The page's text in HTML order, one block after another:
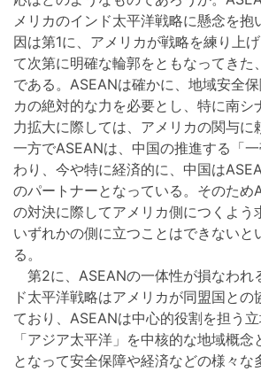
メリカのインド太平洋戦略に懸念を抱
因は第1に、アメリカが戦略を練り上
て次第に明確な輪郭をともなってきた
である。ASEANは確かに、地域安全
カの絶対的な力を必要とし、特に南シ
力拡大に際しては、アメリカの関与に
一方でASEANは、中国の推進する「
わり、今や特に経済的に、中国は
のパートナーとなっている。そのため
の対決に際してアメリカ側につくよう
いずれかの側に立つことはできないと
る。
第2に、ASEANの一体性が損なわれ
ド太平洋戦略はアメリカが同盟国との
ており、ASEANは中心的役割を担う
「アジア太平洋」を中核的な地域概
となって安全保障や経済などの様々な